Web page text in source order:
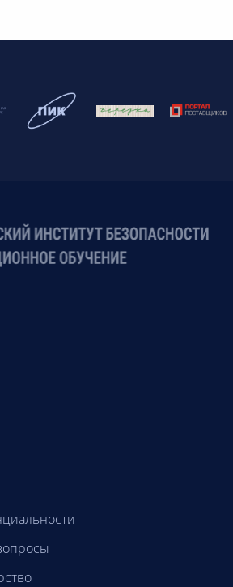
Надежда Васильевна